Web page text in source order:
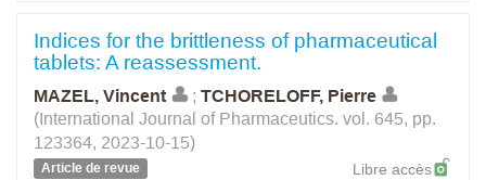
Indices for the brittleness of pharmaceutical
tablets: A reassessment.
MAZEL, Vincent ; TCHORELOFF, Pierre
(International Journal of Pharmaceutics. vol. 645, pp.
123364, 2023-10-15)
Article de revue Libre accès